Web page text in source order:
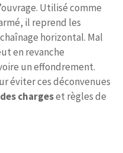
Utilisé comme
il reprend les
horizontal. Mal
en revanche
un effondrement.
éviter ces déconvenues
chargeset règles de